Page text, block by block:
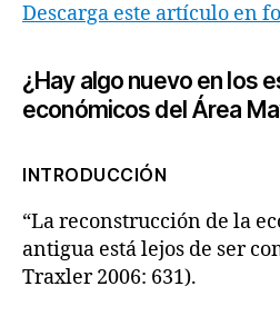
Descarga este artículo en
¿Hay algo nuevo en los
económicos del Área
INTRODUCCIÓN
“La reconstrucción de la
antigua está lejos de ser
Traxler 2006: 631).